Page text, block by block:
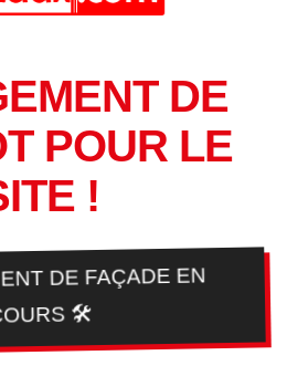
DE
POUR LE
!
DE FAÇADE EN
🛠️